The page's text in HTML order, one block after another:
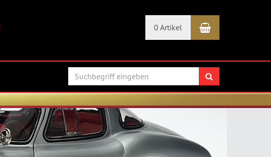
0 Artikel Warenkorb